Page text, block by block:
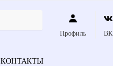
Профиль ВК
КОНТАКТЫ